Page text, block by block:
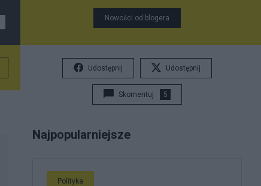
Nowości od blogera
Udostępnij Udostępnij
Skomentuj 5
Najpopularniejsze
Polityka